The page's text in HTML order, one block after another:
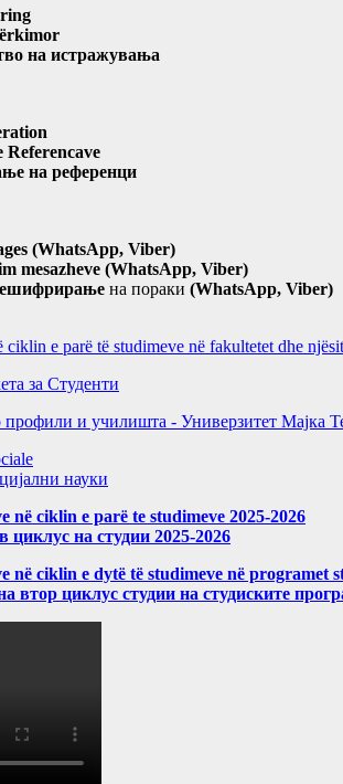
на истражувања
на референци
(WhatsApp, Viber)
mesazheve (WhatsApp, Viber)
на пораки (WhatsApp, Viber)
e parë të studimeve në fakultetet dhe
за Студенти
и училишта - Универзитет Мајка
науки
ciklin e parë te studimeve 2025-2026
циклус на студии 2025-2026
në ciklin e dytë të studimeve në programet
втор циклус студии на студиските